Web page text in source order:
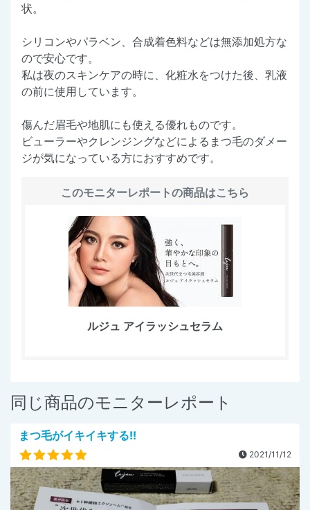
状。
シリコンやパラベン、合成着色料などは無添加処方な
ので安心です。
私は夜のスキンケアの時に、化粧水をつけた後、乳液
の前に使用しています。
傷んだ眉毛や地肌にも使える優れものです。
ビューラーやクレンジングなどによるまつ毛のダメー
ジが気になっている方におすすめです。
このモニターレポートの商品はこちら
ルジュ アイラッシュセラム
同じ商品のモニターレポート
まつ毛がイキイキする!!
2021/11/12